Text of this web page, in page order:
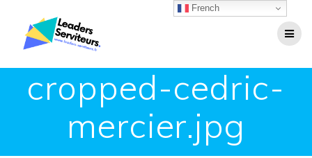
Passer
cropped-cedric-
mercier.jpg
French